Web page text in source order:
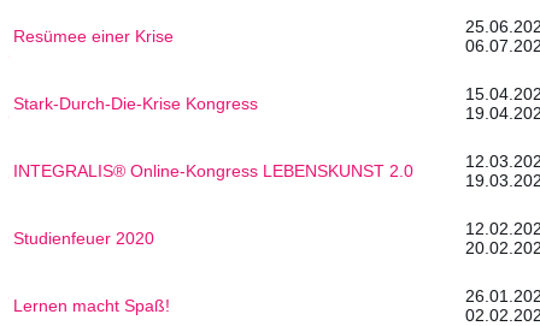
Resümee einer Krise
Stark-Durch-Die-Krise Kongress
INTEGRALIS® Online-Kongress LEBENSKUNST 2.0
Studienfeuer 2020
Lernen macht Spaß!